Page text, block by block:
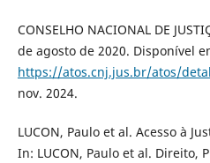
CONSELHO NACIONAL DE
de agosto de 2020. Disponível
https://atos.cnj.jus.br/atos/
nov. 2024.
LUCON, Paulo et al. Acesso à
In: LUCON, Paulo et al. Direito,